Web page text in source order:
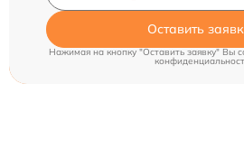
Оставить
Нажимая на кнопку "Оставить заявку" Вы